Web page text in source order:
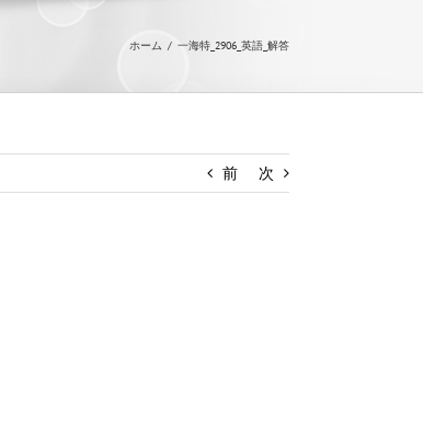
ホーム 一海特_2906_英語_解答
前 次